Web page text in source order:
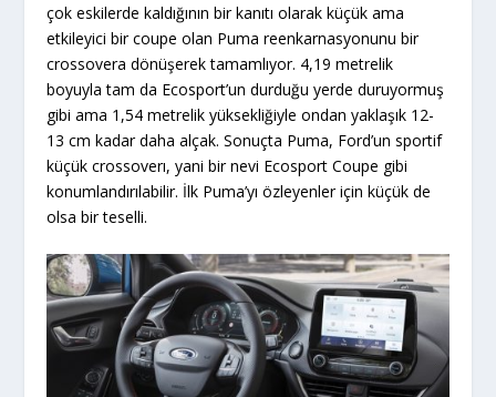
çok eskilerde kaldığının bir kanıtı olarak küçük ama
etkileyici bir coupe olan Puma reenkarnasyonunu bir
crossovera dönüşerek tamamlıyor. 4,19 metrelik
boyuyla tam da Ecosport’un durduğu yerde duruyormuş
gibi ama 1,54 metrelik yüksekliğiyle ondan yaklaşık 12-
13 cm kadar daha alçak. Sonuçta Puma, Ford’un sportif
küçük crossoverı, yani bir nevi Ecosport Coupe gibi
konumlandırılabilir. İlk Puma’yı özleyenler için küçük de
olsa bir teselli.